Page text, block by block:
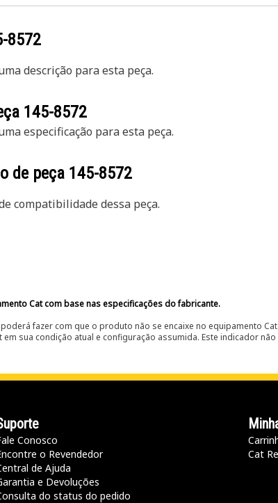
8572
descrição para esta peça.
145-8572
especificação para esta peça.
de peça 145-8572
compatibilidade dessa peça.
Cat com base nas especificações do fabricante.
fazer com que o produto não se encaixe no equipamento
sua condição atual e configuração assumida. Este indicador
Conosco
o Revendedor
de Ajuda
e Devoluções
do status do pedido
Cat